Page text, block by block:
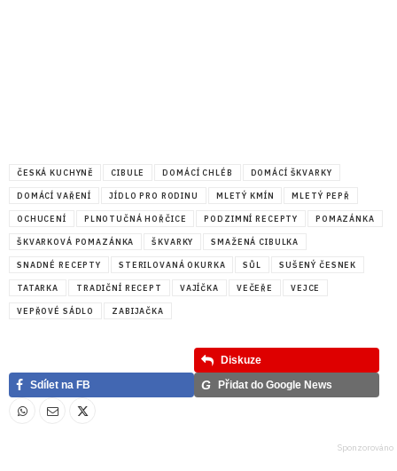
ČESKÁ KUCHYNĚ CIBULE DOMÁCÍ CHLÉB DOMÁCÍ ŠKVARKY
DOMÁCÍ VAŘENÍ JÍDLO PRO RODINU MLETÝ KMÍN MLETÝ PEPŘ
OCHUCENÍ PLNOTUČNÁ HOŘČICE PODZIMNÍ RECEPTY POMAZÁNKA
ŠKVARKOVÁ POMAZÁNKA ŠKVARKY SMAŽENÁ CIBULKA
SNADNÉ RECEPTY STERILOVANÁ OKURKA SŮL SUŠENÝ ČESNEK
TATARKA TRADIČNÍ RECEPT VAJÍČKA VEČEŘE VEJCE
VEPŘOVÉ SÁDLO ZABIJAČKA
Diskuze
Sdílet na FB
G Přidat do Google News